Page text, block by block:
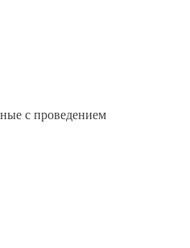
с проведением